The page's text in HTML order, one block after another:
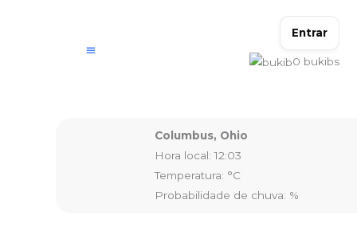
Entrar
0 bukibs
Columbus, Ohio
Hora local: 12:03
Temperatura: °C
Probabilidade de chuva: %